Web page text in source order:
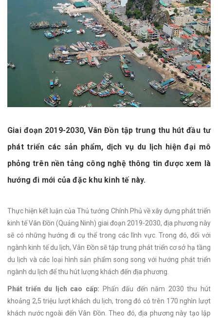
Giai đoạn 2019-2030, Vân Đồn tập trung thu hút đầu tư
phát triển các sản phẩm, dịch vụ du lịch hiện đại mô
phỏng trên nền tảng công nghệ thông tin được xem là
hướng đi mới của đặc khu kinh tế này.
Thực hiện kết luận của Thủ tướng Chính Phủ về xây dựng phát triển
kinh tế Vân Đồn (Quảng Ninh) giai đoạn 2019-2030, địa phương này
sẽ có những hướng đi cụ thể trong các lĩnh vực. Trong đó, đối với
ngành kinh tế du lịch, Vân Đồn sẽ tập trung phát triển cơ sở hạ tầng
du lịch và các loại hình sản phẩm song song với hướng phát triển
ngành du lịch để thu hút lượng khách đến địa phương.
Phát triển du lịch cao cấp:
Phấn đấu đến năm 2030 thu hút
khoảng 2,5 triệu lượt khách du lịch, trong đó có trên 170 nghìn lượt
khách nước ngoài đến Vân Đồn. Theo đó, địa phương này tạo lập